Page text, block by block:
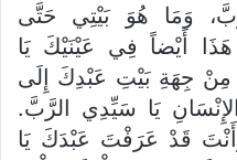
وَمَا هُوَ بَيْتِي حَتَّى
أَيْضاً فِي عَيْنَيْكَ يَا
جِهَةِ بَيْتِ عَبْدِكَ إِلَى
يَا سَيِّدِي الرَّبَّ.
قَدْ عَرَفْتَ عَبْدَكَ يَا